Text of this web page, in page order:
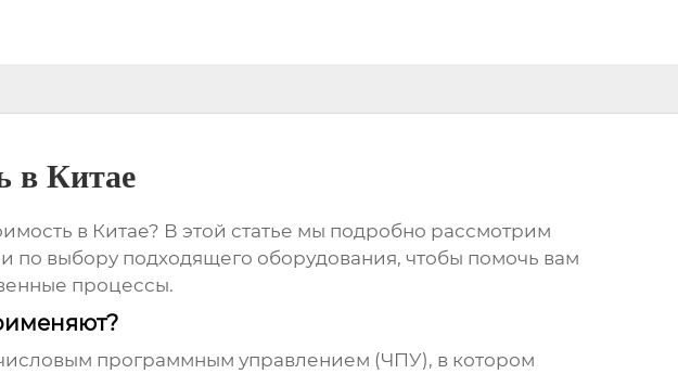
в Китае
в Китае? В этой статье мы подробно рассмотрим
выбору подходящего оборудования, чтобы помочь вам
процессы.
числовым программным управлением (ЧПУ), в котором